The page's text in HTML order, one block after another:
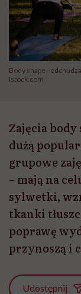
Body shape -
Istock.com
Zajęcia body
dużą
grupowe
– mają na
sylwetki,
tkanki
poprawę
przynoszą i
Udostępnij